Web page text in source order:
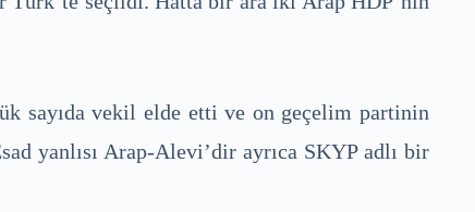
sayıda vekil elde etti ve on geçelim partinin
yanlısı Arap-Alevi’dir ayrıca SKYP adlı bir